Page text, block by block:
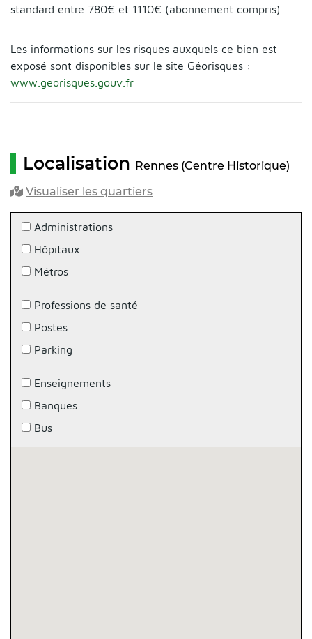
standard entre 780€ et 1110€ (abonnement compris)
Les informations sur les risques auxquels ce bien est
exposé sont disponibles sur le site Géorisques :
www.georisques.gouv.fr
Localisation Rennes (Centre Historique)
Visualiser les quartiers
Administrations
Hôpitaux
Métros
Professions de santé
Postes
Parking
Enseignements
Banques
Bus